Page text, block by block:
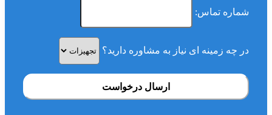
شماره تماس:
در چه زمینه ای نیاز به مشاوره دارید؟
ارسال درخواست